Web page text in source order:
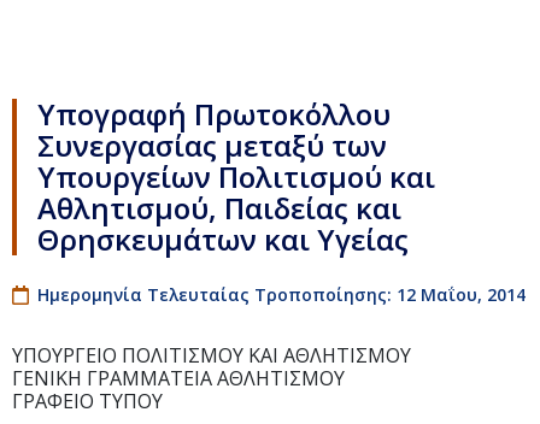
Υπογραφή Πρωτοκόλλου
Συνεργασίας μεταξύ των
Υπουργείων Πολιτισμού και
Αθλητισμού, Παιδείας και
Θρησκευμάτων και Υγείας
Ημερομηνία Τελευταίας Τροποποίησης: 12 Μαΐου, 2014
ΥΠΟΥΡΓΕΙΟ ΠΟΛΙΤΙΣΜΟΥ ΚΑΙ ΑΘΛΗΤΙΣΜΟΥ
ΓΕΝΙΚΗ ΓΡΑΜΜΑΤΕΙΑ ΑΘΛΗΤΙΣΜΟΥ
ΓΡΑΦΕΙΟ ΤΥΠΟΥ